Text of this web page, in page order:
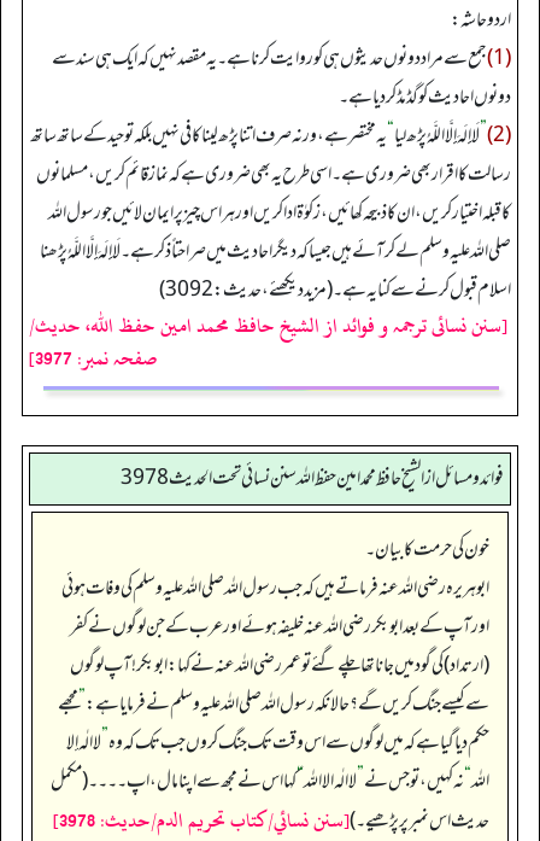
اردو حاشہ:
(1) جمع سے مراد دونوں حدیثوں ہی کو روایت کرنا ہے۔ یہ مقصد نہیں کہ ایک ہی سند سے
دونوں احادیث کو گڈ مڈ کر دیا ہے۔
(2)
”لَا إِلَهَ إِلَّا اللَّهُ پڑھ لیا“یہ مختصر ہے، ورنہ صرف اتنا پڑھ لینا کافی نہیں بلکہ توحید کے ساتھ ساتھ
رسالت کا اقرار بھی ضروری ہے۔ اسی طرح یہ بھی ضروری ہے کہ نماز قائم کریں، مسلمانوں
کا قبلہ اختیار کریں، ان کا ذبیحہ کھائیں، زکوٰۃ ادا کریں اور ہر اس چیز پر ایمان لائیں جو رسول اللہ
صلی اللہ علیہ وسلم لے کر آئے ہیں جیسا کہ دیگر احادیث میں صراحتاً ذکر ہے۔ لَا إِلَهَ إِلَّا اللَّهُ پڑھنا
اسلام قبول کرنے سے کنایہ ہے۔ (مزید دیکھئے، حدیث: 3092)
[سنن نسائی ترجمہ و فوائد از الشیخ حافظ محمد امین حفظ اللہ، حدیث/
صفحہ نمبر: 3977]
فوائد ومسائل از الشيخ حافظ محمد امين حفظ الله سنن نسائي تحت الحديث3978
خون کی حرمت کا بیان۔
ابوہریرہ رضی اللہ عنہ فرماتے ہیں کہ جب رسول اللہ صلی اللہ علیہ وسلم کی وفات ہوئی
اور آپ کے بعد ابوبکر رضی اللہ عنہ خلیفہ ہوئے اور عرب کے جن لوگوں نے کفر
(ارتداد) کی گود میں جانا تھا چلے گئے تو عمر رضی اللہ عنہ نے کہا: ابوبکر! آپ لوگوں
سے کیسے جنگ کریں گے؟ حالانکہ رسول اللہ صلی اللہ علیہ وسلم نے فرمایا ہے:”مجھے
حکم دیا گیا ہے کہ میں لوگوں سے اس وقت تک جنگ کروں جب تک کہ وہ”لا الٰہ إلا
اللہ“نہ کہیں، تو جس نے”لا الٰہ الا اللہ“کہا اس نے مجھ سے اپنا مال، اپ۔۔۔۔ (مکمل
حدیث اس نمبر پر پڑھیے۔)[سنن نسائي/كتاب تحريم الدم/حدیث: 3978]